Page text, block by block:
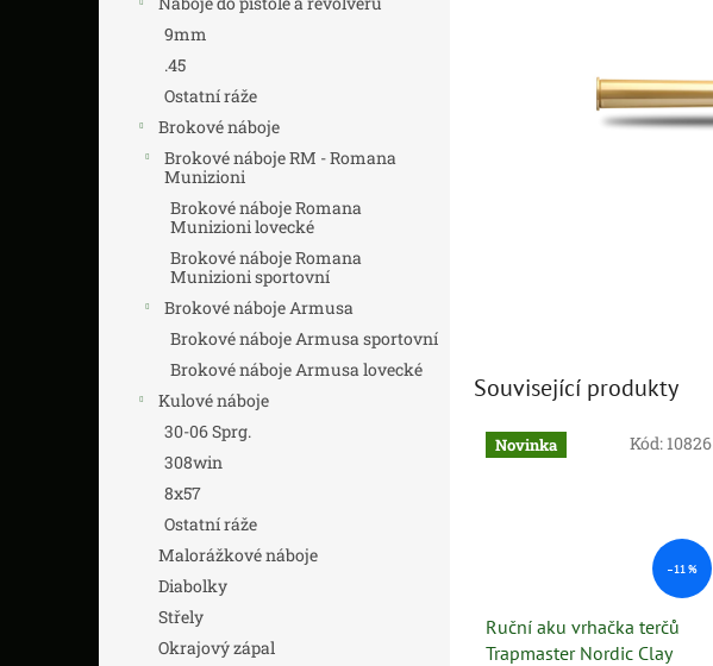
9mm
.45
Ostatní ráže
Brokové náboje
Brokové náboje RM - Romana
Munizioni
Brokové náboje Romana
Munizioni lovecké
Brokové náboje Romana
Munizioni sportovní
Brokové náboje Armusa
Brokové náboje Armusa sportovní
Brokové náboje Armusa lovecké
Kulové náboje
30-06 Sprg.
308win
8x57
Ostatní ráže
Malorážkové náboje
Diabolky
Střely
Okrajový zápal
Související produkty
Novinka
–11 %
Ruční aku vrhačka terčů
Trapmaster Nordic Clay
Kód: 10826